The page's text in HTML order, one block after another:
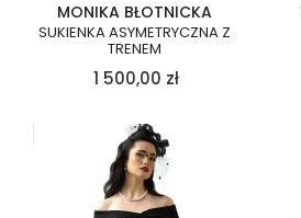
MONIKA BŁOTNICKA
SUKIENKA ASYMETRYCZNA Z
TRENEM
1 500,00 zł